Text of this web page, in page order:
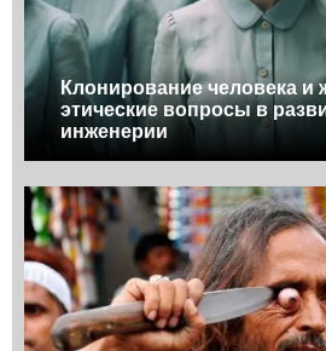
Клонирование человека и
этические вопросы в
инженерии